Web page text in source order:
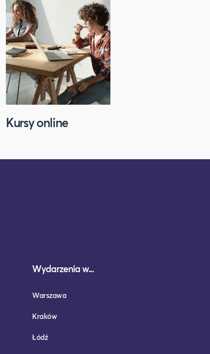
Kursy online
Wydarzenia w...
Warszawa
Kraków
Łódź